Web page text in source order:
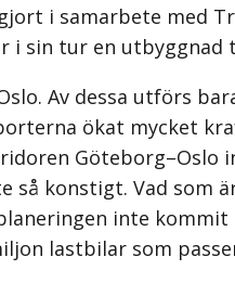
i samarbete med
i sin tur en
Av dessa utförs
ökat mycket
Göteborg–Oslo
så konstigt. Vad
inte
lastbilar som